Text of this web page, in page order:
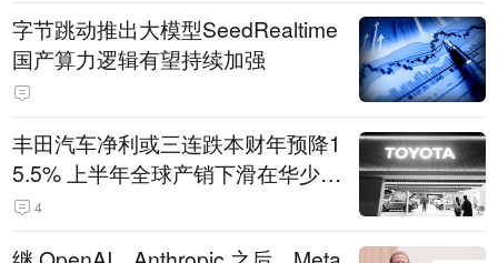
字节跳动推出大模型SeedRealtime
国产算力逻辑有望持续加强
丰田汽车净利或三连跌本财年预降1
5.5% 上半年全球产销下滑在华少卖
14.3万辆
4